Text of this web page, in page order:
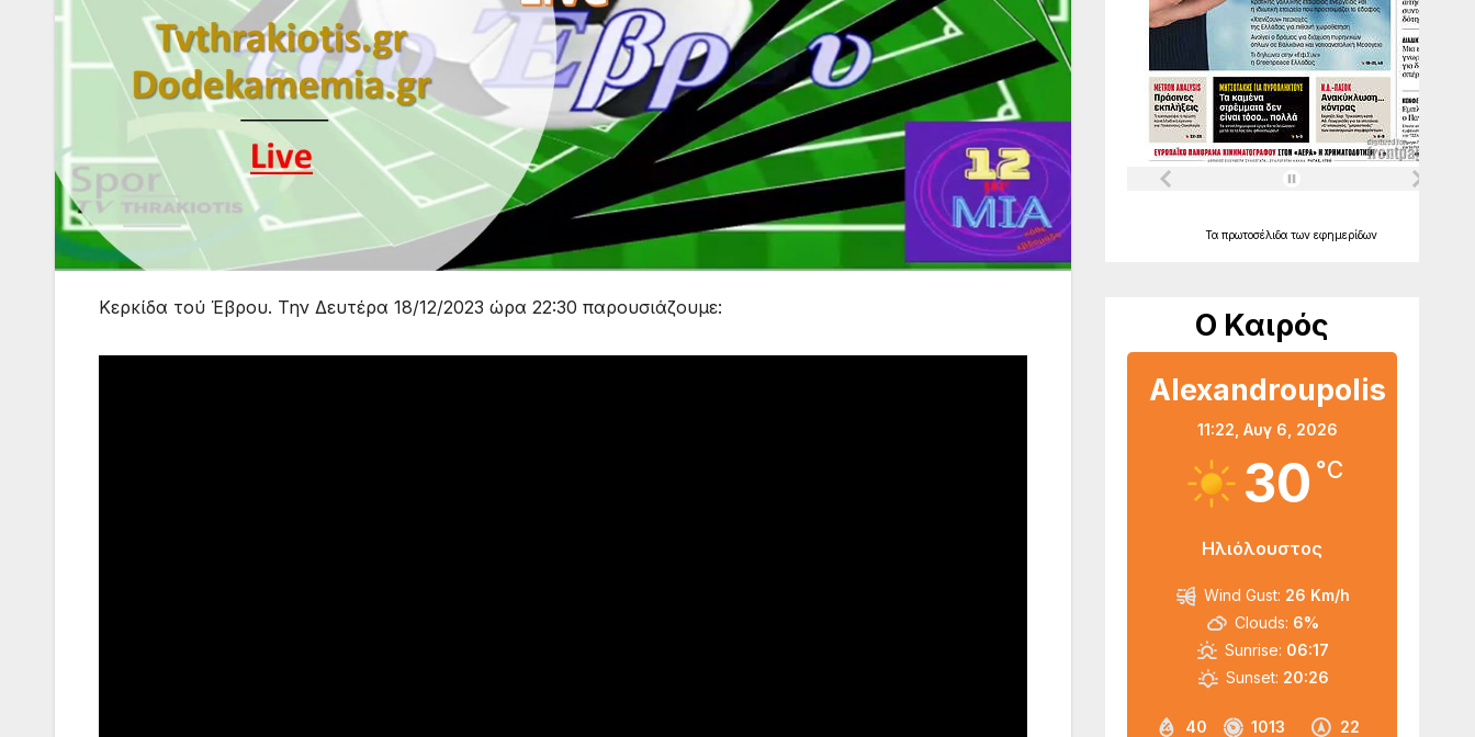
Κερκίδα τού Έβρου. Την Δευτέρα 18/12/2023 ώρα 22:30 παρουσιάζουμε:
Τα πρωτοσέλιδα των εφημερίδων
Ο Καιρός
Alexandroupolis
11:22, Αυγ 6, 2026
30 °C
Ηλιόλουστος
40
1013
22
Wind Gust: 26 Km/h
Clouds: 6%
Sunrise: 06:17
Sunset: 20:26